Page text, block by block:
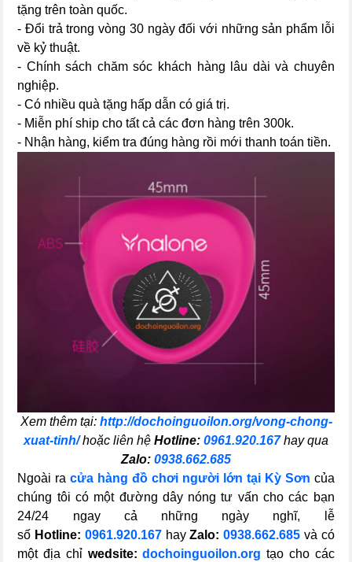
tặng trên toàn quốc.
- Đổi trả trong vòng 30 ngày đối với những sản phẩm lỗi
về kỷ thuật.
- Chính sách chăm sóc khách hàng lâu dài và chuyên
nghiệp.
- Có nhiều quà tặng hấp dẫn có giá trị.
- Miễn phí ship cho tất cả các đơn hàng trên 300k.
- Nhận hàng, kiểm tra đúng hàng rồi mới thanh toán tiền.
Xem thêm tại: http://dochoinguoilon.org/vong-chong-
xuat-tinh/hoặc liên hệ Hotline: 0961.920.167hay qua
Zalo: 0938.662.685
Ngoài racửa hàng đồ chơi người lớn tại Kỳ Sơn của
chúng tôi có một đường dây nóng tư vấn cho các bạn
24/24 ngay cả những ngày nghĩ, lễ
số Hotline: 0961.920.167hayZalo:0938.662.685 và có
một địa chỉ wedsite:dochoinguoilon.org tạo cho các